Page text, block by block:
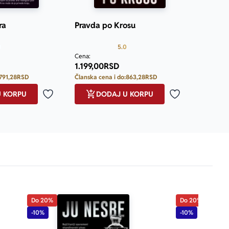
RSD
Dodaj u omiljene
Pravda po Krosu
5.0
Cena:
1.199,00RSD
Članska cena i do:863,28RSD
Dodaj u
DODAJ U KORPU
Do 20%
-10%
Do 20%
-10%